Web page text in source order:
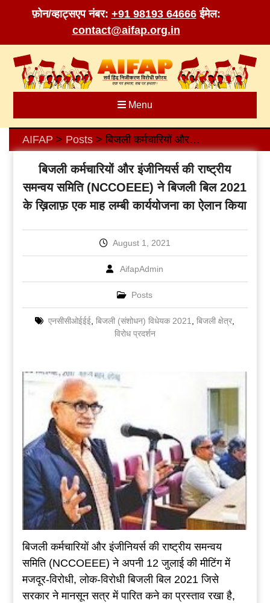
फ़ोन/व्हाट्सएप नंबर: +91 98193 64666 ईमेल:
contact@aifap.org.in
content
Menu
AIFAP > Posts> बिजली कर्मचारियों और इंजीनियर्स की राष्ट्रीय समन्वय समिति (NCCOEEE) ने बिजली बिल 2021 के ख़िलाफ़ एक माह लम्बी कार्ययोजना का ऐलान किया
बिजली कर्मचारियों और इंजीनियर्स की राष्ट्रीय
समन्वय समिति (NCCOEEE) ने बिजली बिल 2021
के ख़िलाफ़ एक माह लम्बी कार्ययोजना का ऐलान किया
August 1, 2021
AifapAdmin
Posts
एनसीसीओईईई,बिजली (संशोधन) विधेयक 2021,बिजली क्षेत्र,
विरोध प्रदर्शन
बिजली कर्मचारियों और इंजीनियर्स की राष्ट्रीय समन्वय
समिति (NCCOEEE) ने अपनी 12 जुलाई की मीटिंग में
मजदूर-विरोधी, लोक-विरोधी बिजली बिल 2021 जिसे
सरकार ने मानसून सत्र में पारित कने का प्रस्ताव रखा है,